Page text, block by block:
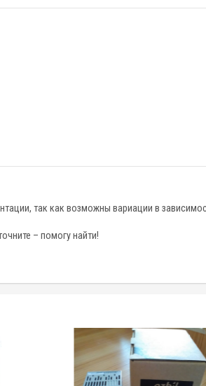
так как возможны вариации в
– помогу найти!